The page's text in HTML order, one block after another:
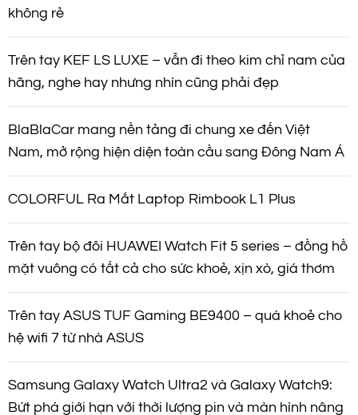
không rẻ
Trên tay KEF LS LUXE – vẫn đi theo kim chỉ nam của
hãng, nghe hay nhưng nhìn cũng phải đẹp
BlaBlaCar mang nền tảng đi chung xe đến Việt
Nam, mở rộng hiện diện toàn cầu sang Đông Nam Á
COLORFUL Ra Mắt Laptop Rimbook L1 Plus
Trên tay bộ đôi HUAWEI Watch Fit 5 series – đồng hồ
mặt vuông có tất cả cho sức khoẻ, xịn xò, giá thơm
Trên tay ASUS TUF Gaming BE9400 – quá khoẻ cho
hệ wifi 7 từ nhà ASUS
Samsung Galaxy Watch Ultra2 và Galaxy Watch9:
Bứt phá giới hạn với thời lượng pin và màn hình nâng